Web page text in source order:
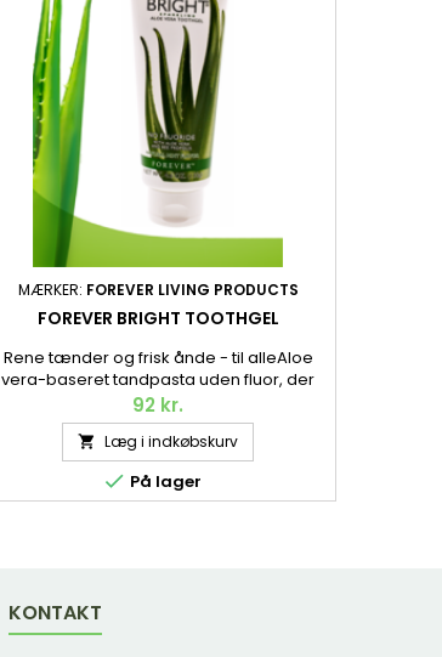
MÆRKER: FOREVER LIVING PRODUCTS
FOREVER BRIGHT TOOTHGEL
Rene tænder og frisk ånde - til alleAloe
vera-baseret tandpasta uden fluor, der
renser effektivt, samtidig med at den
plejer tandkød og slimhinder og giver en
frisk ånde, der holder længe! 130 g.
92 kr.
 Læg i indkøbskurv
 På lager
KONTAKT